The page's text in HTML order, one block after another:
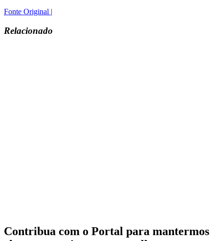
Fonte Original |
Relacionado
Contribua com o Portal para mantermos